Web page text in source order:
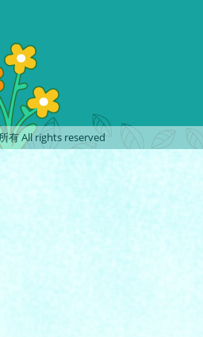
有 All rights reserved